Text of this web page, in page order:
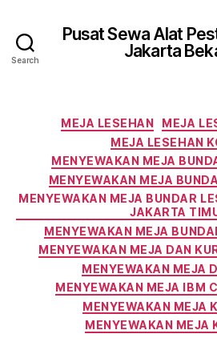
Search
Pusat Sewa Alat
Jakarta
MEJA LESEHAN
MEJA
MEJA LESEHAN
MENYEWAKAN MEJA
MENYEWAKAN MEJA
MENYEWAKAN MEJA BUNDAR
JAKARTA
MENYEWAKAN MEJA
MENYEWAKAN MEJA DAN
MENYEWAKAN MEJA
MENYEWAKAN MEJA IBM
MENYEWAKAN MEJA
MENYEWAKAN MEJA